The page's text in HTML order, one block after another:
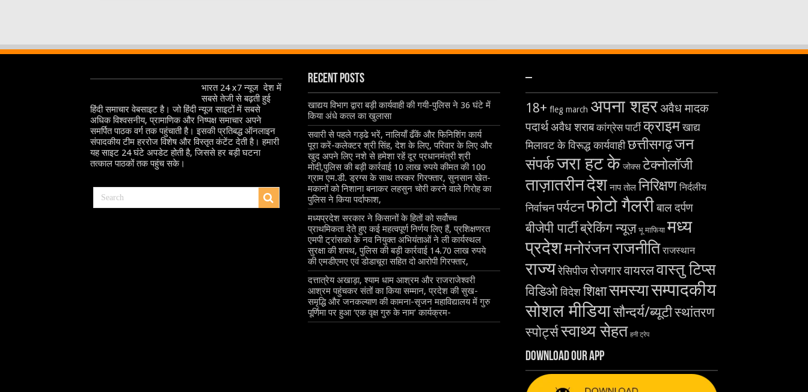
भारत 24 x7 न्यूज देश में
सबसे तेजी से बढ़ती हुई
हिंदी समाचार वेबसाइट है। जो हिंदी न्यूज साइटों में सबसे
अधिक विश्वसनीय, प्रामाणिक और निष्पक्ष समाचार अपने
समर्पित पाठक वर्ग तक पहुंचाती है। इसकी प्रतिबद्ध ऑनलाइन
संपादकीय टीम हररोज विशेष और विस्तृत कंटेंट देती है। हमारी
यह साइट 24 घंटे अपडेट होती है, जिससे हर बड़ी घटना
तत्काल पाठकों तक पहुंच सके।
Recent Posts
खाद्यय विभाग द्वारा बड़ी कार्यवाही की गयी-पुलिस ने 36 घंटे में
किया अंधे कत्ल का खुलासा
सवारी से पहले गड्ढे भरें, नालियाँ ढँकें और फिनिशिंग कार्य
पूरा करें-कलेक्टर श्री सिंह, देश के लिए, परिवार के लिए और
खुद अपने लिए नशे से हमेशा रहें दूर प्रधानमंत्री श्री
मोदी,पुलिस की बड़ी कार्रवाई 10 लाख रुपये कीमत की 100
ग्राम एम.डी. ड्रग्स के साथ तस्कर गिरफ्तार, सुनसान खेत-
मकानों को निशाना बनाकर लहसुन चोरी करने वाले गिरोह का
पुलिस ने किया पर्दाफाश,
मध्यप्रदेश सरकार ने किसानों के हितों को सर्वोच्च
प्राथमिकता देते हुए कई महत्वपूर्ण निर्णय लिए हैं, प्रशिक्षणरत
एमपी ट्रांसको के नव नियुक्त अभियंताओं ने ली कार्यस्थल
सुरक्षा की शपथ, पुलिस की बड़ी कार्रवाई 14.70 लाख रुपये
की एमडीएमए एवं डोडाचूरा सहित दो आरोपी गिरफ्तार,
दत्तात्रेय अखाड़ा, श्याम धाम आश्रम और राजराजेश्वरी
आश्रम पहुंचकर संतों का किया सम्मान, प्रदेश की सुख-
समृद्धि और जनकल्याण की कामना-सृजन महाविद्यालय में गुरु
पूर्णिमा पर हुआ ‘एक वृक्ष गुरु के नाम’ कार्यक्रम-
–
18+ fleg march अपना शहरअवैध मादक
पदार्थअवैध शराब कांग्रेस पार्टी क्राइमखाद्य
मिलावट के विरूद्ध कार्यवाहीछत्तीसगढ़जन
संपर्कजरा हट के जोक्स टेक्नोलॉजी
ताज़ातरीनदेश नाप तोल निरिक्षण निर्दलीय
निर्वाचनपर्यटनफोटो गैलरीबाल दर्पण
बीजेपी पार्टीब्रेकिंग न्यूज़ भू माफिया मध्य
प्रदेशमनोरंजनराजनीति राजस्थान
राज्यरेसिपीजरोजगारवायरलवास्तु टिप्स
विडिओविदेशशिक्षासमस्यासम्पादकीय
सोशल मीडियासौन्दर्य/ब्यूटीस्थांतरण
स्पोर्ट्सस्वाथ्य सेहत हनी ट्रेप
Download Our App